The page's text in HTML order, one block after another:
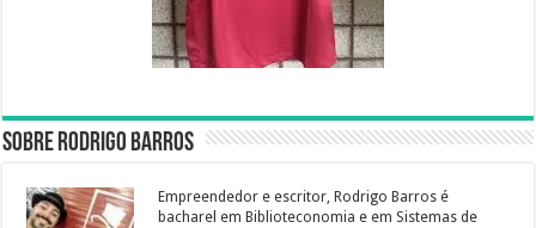
Sobre Rodrigo Barros
Empreendedor e escritor, Rodrigo Barros é
bacharel em Biblioteconomia e em Sistemas de